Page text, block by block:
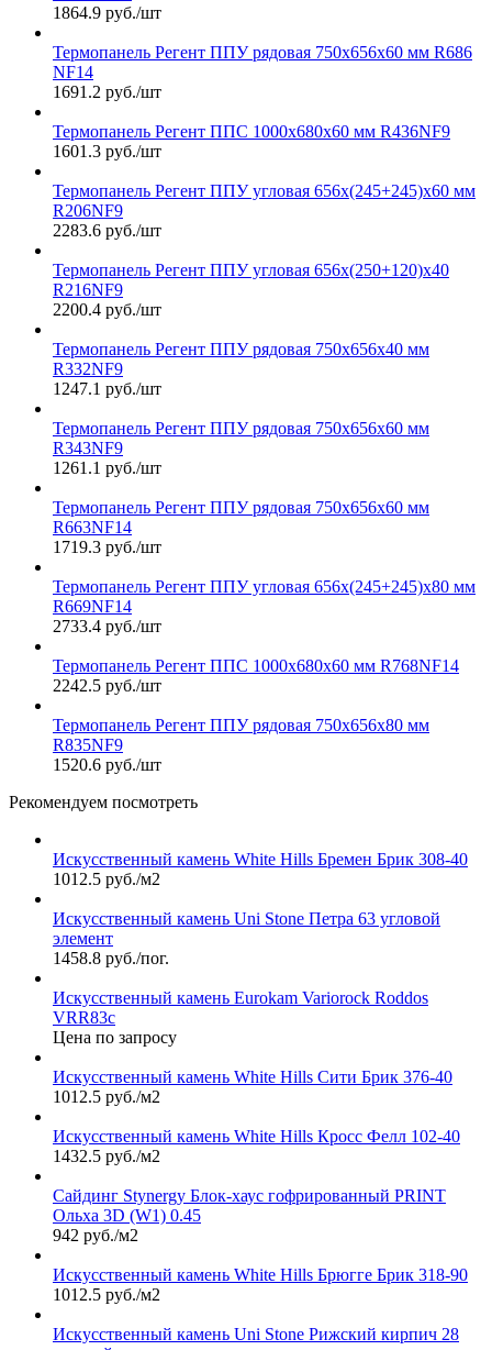
1864.9 руб./шт
Термопанель Регент ППУ рядовая 750х656х60 мм R686
NF14
1691.2 руб./шт
Термопанель Регент ППС 1000х680х60 мм R436NF9
1601.3 руб./шт
Термопанель Регент ППУ угловая 656х(245+245)х60 мм
R206NF9
2283.6 руб./шт
Термопанель Регент ППУ угловая 656х(250+120)х40
R216NF9
2200.4 руб./шт
Термопанель Регент ППУ рядовая 750х656х40 мм
R332NF9
1247.1 руб./шт
Термопанель Регент ППУ рядовая 750х656х60 мм
R343NF9
1261.1 руб./шт
Термопанель Регент ППУ рядовая 750х656х60 мм
R663NF14
1719.3 руб./шт
Термопанель Регент ППУ угловая 656х(245+245)х80 мм
R669NF14
2733.4 руб./шт
Термопанель Регент ППС 1000х680х60 мм R768NF14
2242.5 руб./шт
Термопанель Регент ППУ рядовая 750х656х80 мм
R835NF9
1520.6 руб./шт
Рекомендуем посмотреть
Искусственный камень White Hills Бремен Брик 308-40
1012.5 руб./м2
Искусственный камень Uni Stone Петра 63 угловой
элемент
1458.8 руб./пог.
Искусственный камень Eurokam Variorock Roddos
VRR83c
Цена по запросу
Искусственный камень White Hills Сити Брик 376-40
1012.5 руб./м2
Искусственный камень White Hills Кросс Фелл 102-40
1432.5 руб./м2
Сайдинг Stynergy Блок-хаус гофрированный PRINT
Ольха 3D (W1) 0.45
942 руб./м2
Искусственный камень White Hills Брюгге Брик 318-90
1012.5 руб./м2
Искусственный камень Uni Stone Рижский кирпич 28